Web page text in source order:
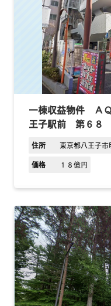
一棟収益物件 Ａ
王子駅前 第６８
住所 東京都八王子市
価格 １８億円